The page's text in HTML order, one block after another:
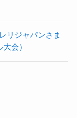
リジャパンさま
会）